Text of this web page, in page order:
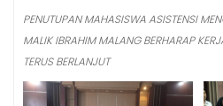
PENUTUPAN MAHASISWA ASISTENSI
MALIK IBRAHIM MALANG BERHARAP
TERUS BERLANJUT